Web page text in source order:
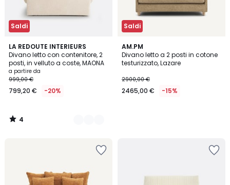
Saldi
LA REDOUTE INTERIEURS
Divano letto con contenitore, 2
posti, in velluto a coste, MAONA
a partire da
999,00 €
799,20 € -20%
4
/
5
7
Colori
4
/
Saldi
AM.PM
Divano letto a 2 posti in cotone
testurizzato, Lazare
2900,00 €
2465,00 € -15%